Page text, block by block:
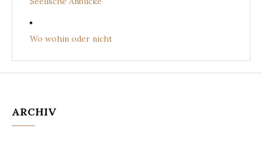
Wo wohin oder nicht
ARCHIV